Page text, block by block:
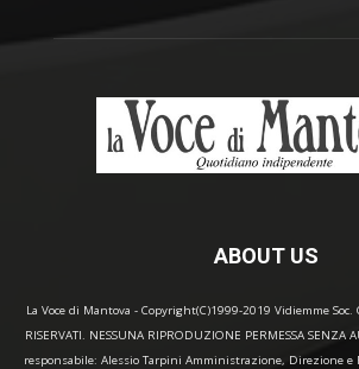
ABOUT US
La Voce di Mantova - Copyright(C)1999-2019 Vidiemme Soc.
RISERVATI. NESSUNA RIPRODUZIONE PERMESSA
responsabile: Alessio Tarpini Amministrazione, Direzione e